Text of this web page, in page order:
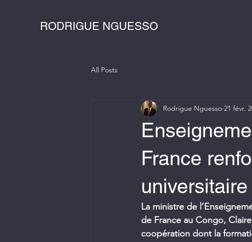
RODRIGUE NGUESSO
All Posts
France
universitaire
Rodrigue Nguesso 21 févr.
La ministre de
de France au Congo,
coopération dont la